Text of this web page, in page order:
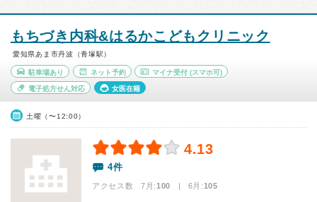
もちづき内科&はるかこどもクリニック
愛知県あま市丹波（青塚駅）
駐車場あり ネット予約 マイナ受付 (スマホ可)
電子処方せん対応 女医在籍
土曜（〜12:00）
4.13
4件
アクセス数 7月:100 | 6月:105